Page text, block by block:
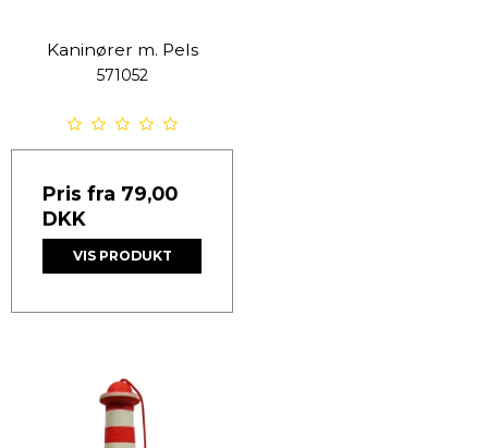
Kaninører m. Pels
571052
Pris fra 79,00
DKK
VIS PRODUKT